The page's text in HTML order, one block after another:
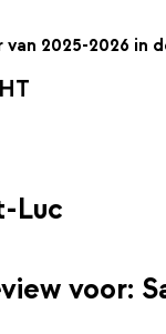
2025-2026 in
Luc
voor: